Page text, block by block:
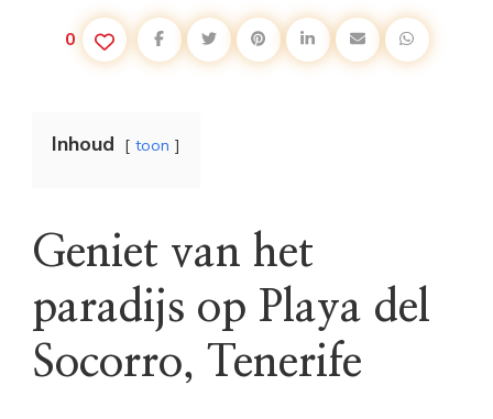
0
Inhoud toon
Geniet van het
paradijs op Playa del
Socorro, Tenerife